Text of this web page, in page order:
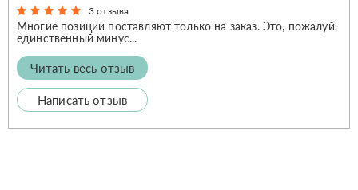
3 отзыва
Многие позиции поставляют только на заказ. Это, пожалуй,
единственный минус...
Читать весь отзыв
Написать отзыв